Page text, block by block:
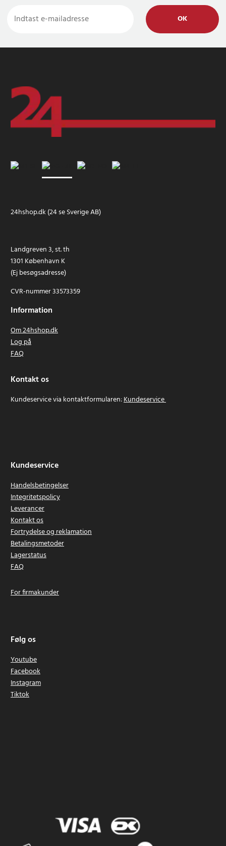
OK
24hshop.dk (24 se Sverige AB)
Landgreven 3, st. th
1301 København K
(Ej besøgsadresse)
CVR-nummer 33573359
Information
Om 24hshop.dk
Log på
FAQ
Kontakt os
Kundeservice via kontaktformularen:Kundeservice
Kundeservice
Handelsbetingelser
Integritetspolicy
Leverancer
Kontakt os
Fortrydelse og reklamation
Betalingsmetoder
Lagerstatus
FAQ
For firmakunder
Følg os
Youtube
Facebook
Instagram
Tiktok